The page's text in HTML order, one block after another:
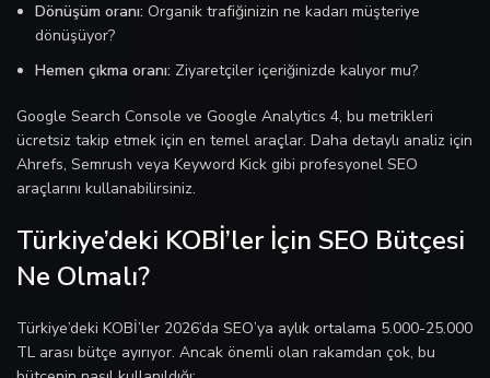
Dönüşüm oranı: Organik trafiğinizin ne kadarı müşteriye
dönüşüyor?
Hemen çıkma oranı: Ziyaretçiler içeriğinizde kalıyor mu?
Google Search Console ve Google Analytics 4, bu metrikleri
ücretsiz takip etmek için en temel araçlar. Daha detaylı analiz için
Ahrefs, Semrush veya Keyword Kick gibi profesyonel SEO
araçlarını kullanabilirsiniz.
Türkiye’deki KOBİ’ler İçin SEO Bütçesi
Ne Olmalı?
Türkiye’deki KOBİ’ler 2026’da SEO’ya aylık ortalama 5.000-25.000
TL arası bütçe ayırıyor. Ancak önemli olan rakamdan çok, bu